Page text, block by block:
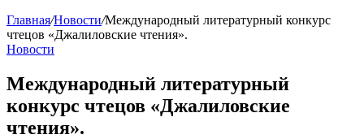
Главная/Новости/Международный литературный конкурс
чтецов «Джалиловские чтения».
Новости
Международный литературный
конкурс чтецов «Джалиловские
чтения».